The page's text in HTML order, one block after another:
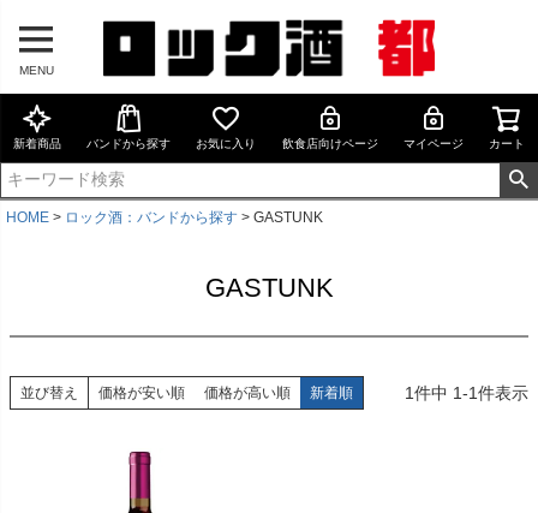
MENU
新着商品 バンドから探す お気に入り 飲食店向けページ マイページ カート
HOME ロック酒：バンドから探す GASTUNK
GASTUNK
並び替え 価格が安い順 価格が高い順 新着順 1件中 1-1件表示